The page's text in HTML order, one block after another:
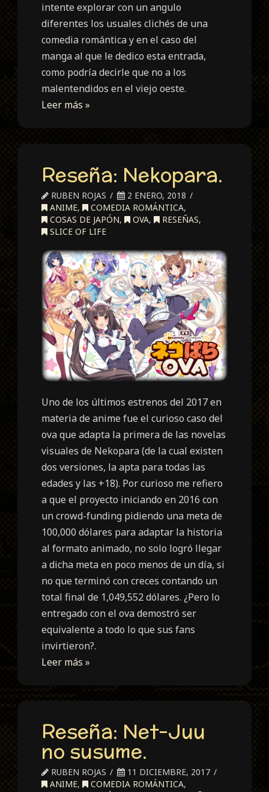
intente explorar con un angulo
diferentes los usuales clichés de una
comedia romántica y en el caso del
manga al que le dedico esta entrada,
como podría decirle que no a los
malentendidos en el viejo oeste.
Leer más »
Reseña: Nekopara.
RUBEN ROJAS
2 ENERO, 2018
ANIME, COMEDIA ROMÁNTICA,
COSAS DE JAPÓN, OVA, RESEÑAS,
SLICE OF LIFE
Uno de los últimos estrenos del 2017 en
materia de anime fue el curioso caso del
ova que adapta la primera de las novelas
visuales de Nekopara (de la cual existen
dos versiones, la apta para todas las
edades y las +18). Por curioso me refiero
a que el proyecto iniciando en 2016 con
un crowd-funding pidiendo una meta de
100,000 dólares para adaptar la historia
al formato animado, no solo logró llegar
a dicha meta en poco menos de un día, si
no que terminó con creces contando un
total final de 1,049,552 dólares. ¿Pero lo
entregado con el ova demostró ser
equivalente a todo lo que sus fans
invirtieron?.
Leer más »
Reseña: Net-Juu
no susume.
RUBEN ROJAS
11 DICIEMBRE, 2017
ANIME, COMEDIA ROMÁNTICA,